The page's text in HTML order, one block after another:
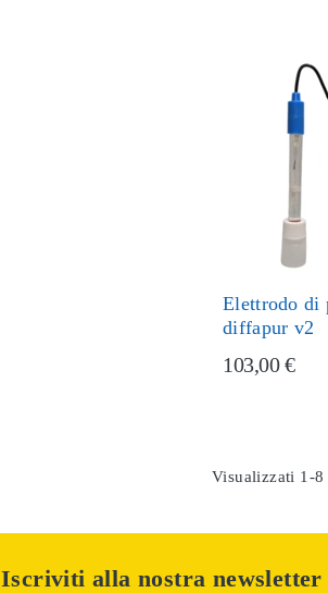
Elettrodo di
diffapur v2
103,00 €
Visualizzati 1-
Iscriviti alla nostra newsletter